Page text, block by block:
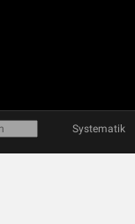
Systematik